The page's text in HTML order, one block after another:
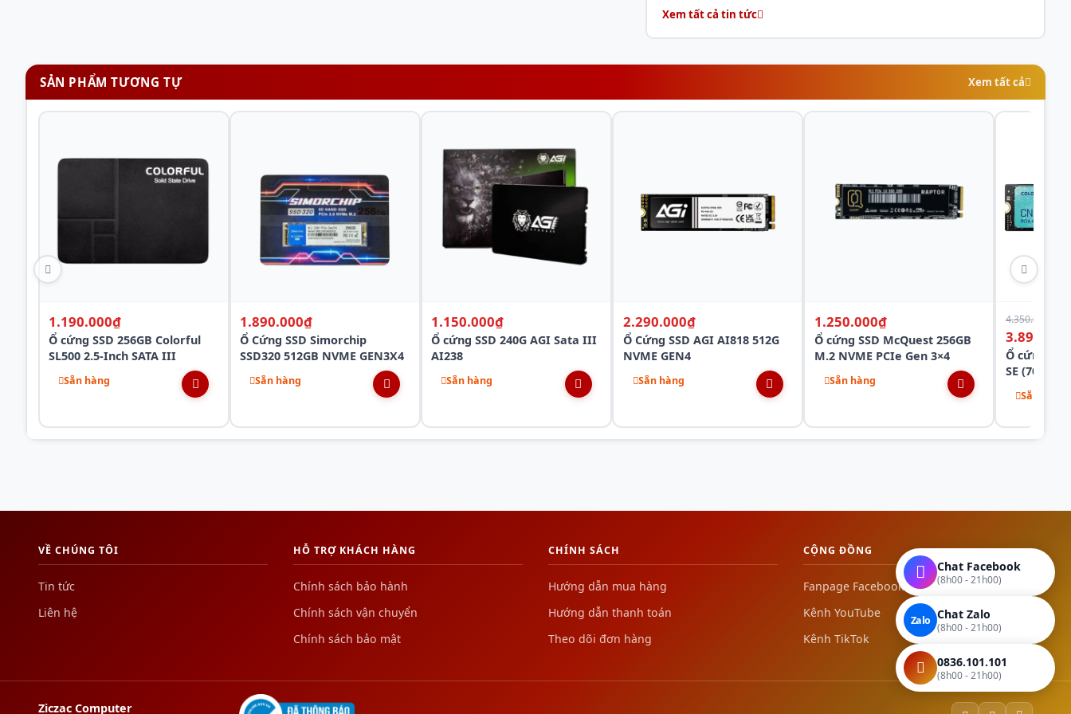
Tốc Độ Siêu Tốc:Cung cấp tốc độĐọc tuần tự tối đa lên đến6500 MB/svàGhi tuần tự tối đa lên
Xem tất cả tin tức
SẢN PHẨM TƯƠNG TỰ Xem tất cả
1.190.000₫
Ổ cứng SSD 256GB Colorful
SL500 2.5-Inch SATA III
Sẵn hàng
1.890.000₫
Ổ Cứng SSD Simorchip
SSD320 512GB NVME GEN3X4
Sẵn hàng
1.150.000₫
Ổ cứng SSD 240G AGI Sata III
AI238
Sẵn hàng
2.290.000₫
Ổ Cứng SSD AGI AI818 512G
NVME GEN4
Sẵn hàng
1.250.000₫
Ổ cứng SSD McQuest 256GB
M.2 NVME PCIe Gen 3×4
Sẵn hàng
4.350.000₫
Ổ cứng
SE (7000/
Sẵn hàng
VỀ CHÚNG TÔI
Tin tức
Liên hệ
HỖ TRỢ KHÁCH HÀNG
Chính sách bảo hành
Chính sách vận chuyển
Chính sách bảo mật
CHÍNH SÁCH
Hướng dẫn mua hàng
Hướng dẫn thanh toán
Theo dõi đơn hàng
CỘNG ĐỒNG
Fanpage Facebook
Kênh YouTube
Kênh TikTok
Ziczac Computer
Chat Facebook
(8h00 - 21h00)
Zalo Chat Zalo
(8h00 - 21h00)
0836.101.101
(8h00 - 21h00)